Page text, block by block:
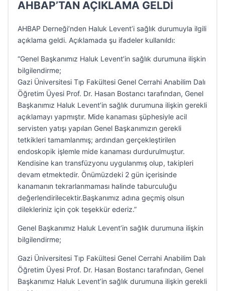
AHBAP’TAN AÇIKLAMA GELDİ
AHBAP Derneği’nden Haluk Levent’i sağlık durumuyla ilgili
açıklama geldi. Açıklamada şu ifadeler kullanıldı:
“Genel Başkanımız Haluk Levent’in sağlık durumuna ilişkin
bilgilendirme;
Gazi Üniversitesi Tıp Fakültesi Genel Cerrahi Anabilim Dalı
Öğretim Üyesi Prof. Dr. Hasan Bostancı tarafından, Genel
Başkanımız Haluk Levent’in sağlık durumuna ilişkin gerekli
açıklamayı yapmıştır. Mide kanaması şüphesiyle acil
servisten yatışı yapılan Genel Başkanımızın gerekli
tetkikleri tamamlanmış; ardından gerçekleştirilen
endoskopik işlemle mide kanaması durdurulmuştur.
Kendisine kan transfüzyonu uygulanmış olup, takipleri
devam etmektedir. Önümüzdeki 2 gün içerisinde
kanamanın tekrarlanmaması halinde taburculuğu
değerlendirilecektir.Başkanımız adına geçmiş olsun
dilekleriniz için çok teşekkür ederiz.”
Genel Başkanımız Haluk Levent’in sağlık durumuna ilişkin
bilgilendirme;
Gazi Üniversitesi Tıp Fakültesi Genel Cerrahi Anabilim Dalı
Öğretim Üyesi Prof. Dr. Hasan Bostancı tarafından, Genel
Başkanımız Haluk Levent’in sağlık durumuna ilişkin gerekli